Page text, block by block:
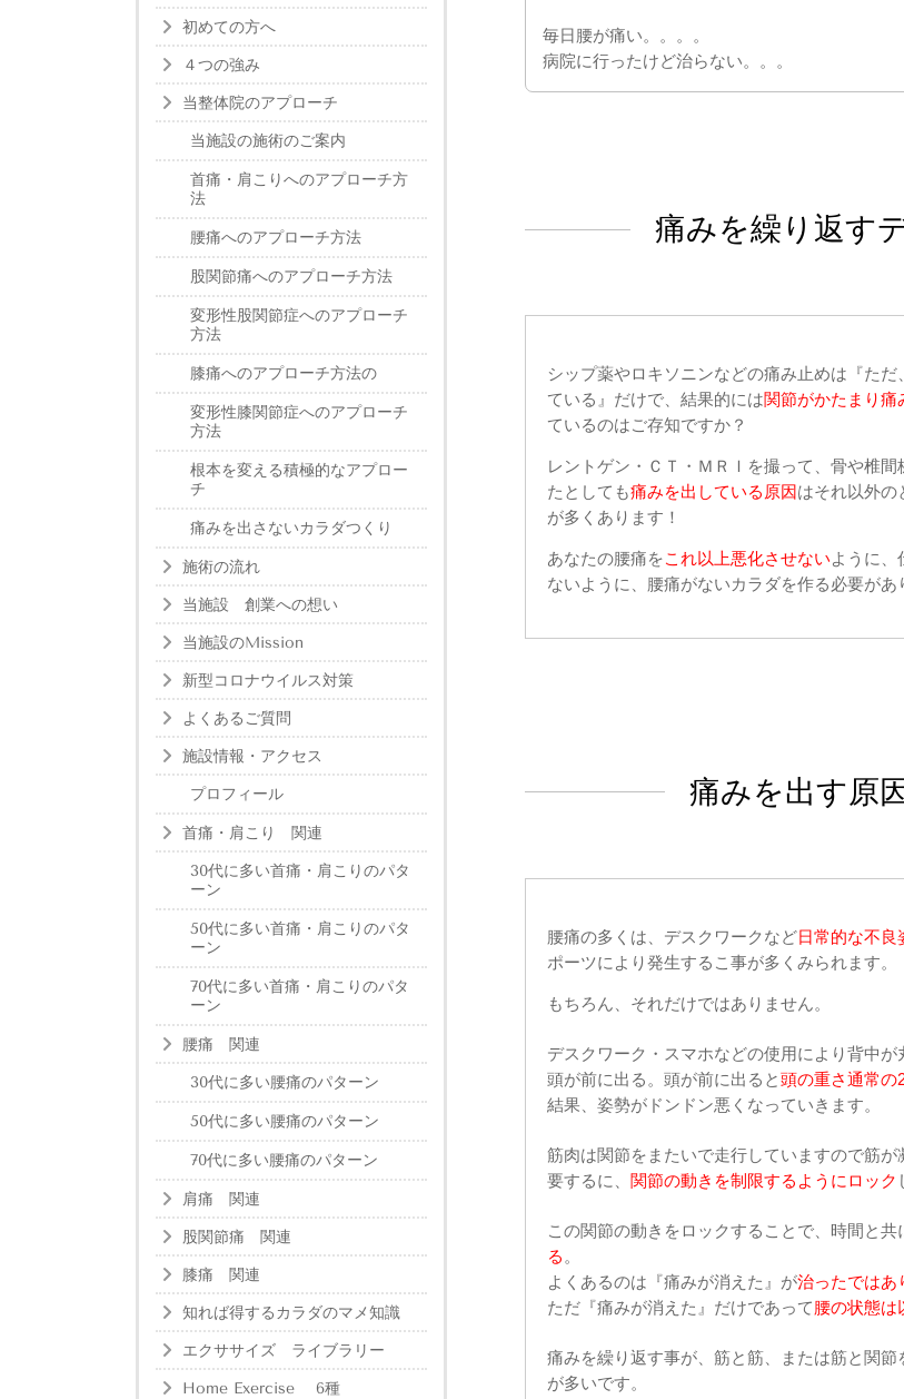
毎日腰が痛い。。。。
病院に行ったけど治らない。。。
痛みを繰り返す
シップ薬やロキソニンなどの痛み止めは『ただ
ている』だけで、結果的には関節がかたまり痛
ているのはご存知ですか？
レントゲン・ＣＴ・ＭＲＩを撮って、骨や椎間
たとしても痛みを出している原因 はそれ以外の
が多くあります！
あなたの腰痛をこれ以上悪化させないように、
ないように、腰痛がないカラダを作る必要があ
痛みを出す原
腰痛の多くは、デスクワークなど日常的な不良
ポーツにより発生するこ 事が多くみられます。
もちろん、それだけではありません。
デスクワーク・スマホなどの使用により背中が
頭が前に出る。頭が前に出ると頭の重さ通常の
結果、姿勢がドンドン悪くなっていきます。
筋肉は関節をまたいで走行していますので筋が
要するに、 関節の動きを制限するようにロック
この関節の動きをロックすることで、時間と
る 。
よくあるのは『痛みが消えた』が治ったではあ
ただ『痛みが消えた』だけであって 腰の状態は
痛みを繰り返す事が、筋と筋、または筋と関節
が多いです。
初めての方へ
４つの強み
当整体院のアプローチ
当施設の施術のご案内
首痛・肩こりへのアプローチ方
法
腰痛へのアプローチ方法
股関節痛へのアプローチ方法
変形性股関節症へのアプローチ
方法
膝痛へのアプローチ方法の
変形性膝関節症へのアプローチ
方法
根本を変える積極的なアプロー
チ
痛みを出さないカラダつくり
施術の流れ
当施設 創業への想い
当施設のMission
新型コロナウイルス対策
よくあるご質問
施設情報・アクセス
プロフィール
首痛・肩こり 関連
30代に多い首痛・肩こりのパタ
ーン
50代に多い首痛・肩こりのパタ
ーン
70代に多い首痛・肩こりのパタ
ーン
腰痛 関連
30代に多い腰痛のパターン
50代に多い腰痛のパターン
70代に多い腰痛のパターン
肩痛 関連
股関節痛 関連
膝痛 関連
知れば得するカラダのマメ知識
エクササイズ ライブラリー
Home Exercise 6種